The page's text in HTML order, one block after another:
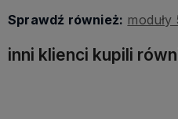
Sprawdź również: moduły
inni klienci kupili